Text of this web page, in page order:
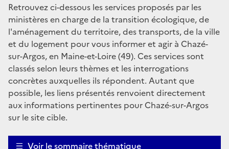
Retrouvez ci-dessous les services proposés par les
ministères en charge de la transition écologique, de
l'aménagement du territoire, des transports, de la ville
et du logement pour vous informer et agir à Chazé-
sur-Argos, en Maine-et-Loire (49). Ces services sont
classés selon leurs thèmes et les interrogations
concrètes auxquelles ils répondent. Autant que
possible, les liens présentés renvoient directement
aux informations pertinentes pour Chazé-sur-Argos
sur le site cible.
Voir le sommaire thématique